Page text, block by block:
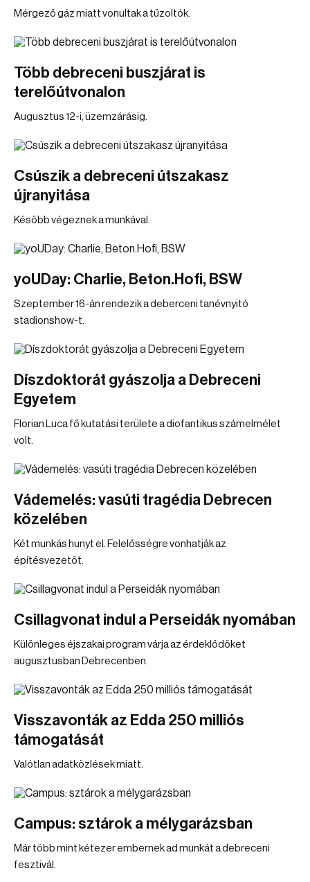
Mérgező gáz miatt vonultak a tűzoltók.
Több debreceni buszjárat is
terelőútvonalon
Augusztus 12-i, üzemzárásig.
Csúszik a debreceni útszakasz
újranyitása
Később végeznek a munkával.
yoUDay: Charlie, Beton.Hofi, BSW
Szeptember 16-án rendezik a deberceni tanévnyitó
stadionshow-t.
Díszdoktorát gyászolja a Debreceni
Egyetem
Florian Luca fő kutatási területe a diofantikus számelmélet
volt.
Vádemelés: vasúti tragédia Debrecen
közelében
Két munkás hunyt el. Felelősségre vonhatják az
építésvezetőt.
Csillagvonat indul a Perseidák nyomában
Különleges éjszakai program várja az érdeklődőket
augusztusban Debrecenben.
Visszavonták az Edda 250 milliós
támogatását
Valótlan adatközlések miatt.
Campus: sztárok a mélygarázsban
Már több mint kétezer embernek ad munkát a debreceni
fesztivál.